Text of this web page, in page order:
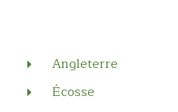
Angleterre
Écosse